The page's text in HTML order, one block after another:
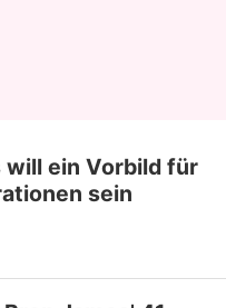
will ein Vorbild für
sein